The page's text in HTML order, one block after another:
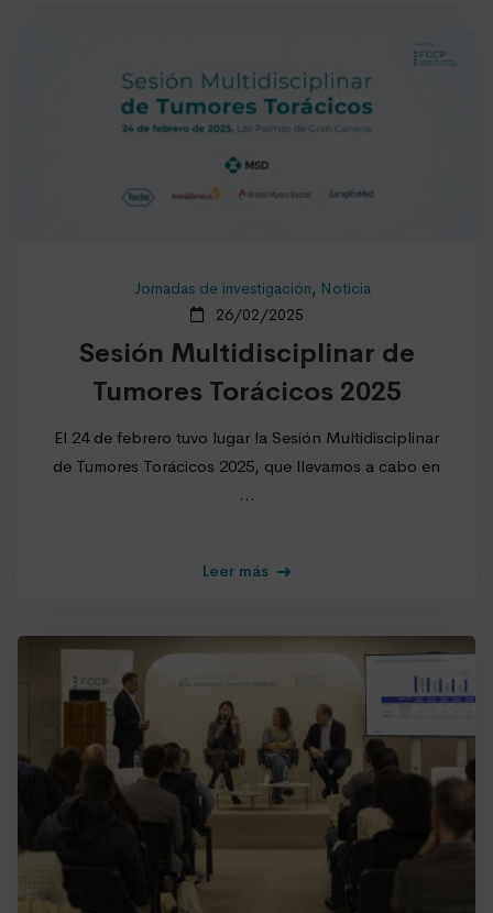
Jornadas de investigación, Noticia
26/02/2025
Sesión Multidisciplinar de
Tumores Torácicos 2025
El 24 de febrero tuvo lugar la Sesión Multidisciplinar
de Tumores Torácicos 2025, que llevamos a cabo en
…
Leer más